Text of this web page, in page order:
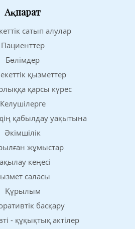
Ақпарат
сатып алулар
Пациенттер
Бөлімдер
қызметтер
қарсы күрес
Келушілерге
қабылдау уақытына
Әкімшілік
жұмыстар
кеңесі
саласы
Құрылым
басқару
- құқықтық актілер